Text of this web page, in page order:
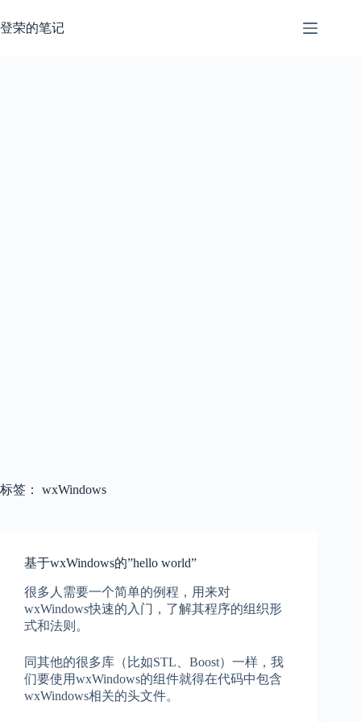
过
登荣的笔记
标签： wxWindows
基于wxWindows的”hello world”
很多人需要一个简单的例程，用来对
wxWindows快速的入门，了解其程序的组织形
式和法则。
同其他的很多库（比如STL、Boost）一样，我
们要使用wxWindows的组件就得在代码中包含
wxWindows相关的头文件。